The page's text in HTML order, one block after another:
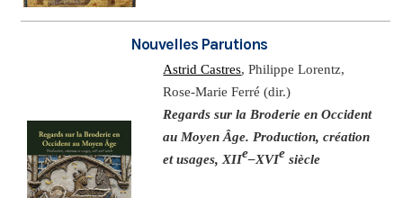
Nouvelles Parutions
Astrid Castres, Philippe Lorentz,
Rose-Marie Ferré (dir.)
Regards sur la Broderie en Occident
au Moyen Âge. Production, création
et usages, XIIe–XVIe siècle